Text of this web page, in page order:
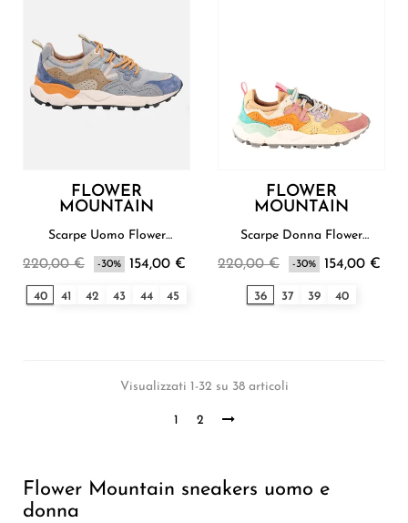
FLOWER
MOUNTAIN
Scarpe Uomo Flower
220,00 € -30% 154,00 €
40 41 42 43 44 45
FLOWER
MOUNTAIN
Scarpe Donna Flower
220,00 € -30% 154,00 €
36 37 39 40
Visualizzati 1-32 su 38 articoli
1 2
Flower Mountain sneakers uomo e
donna